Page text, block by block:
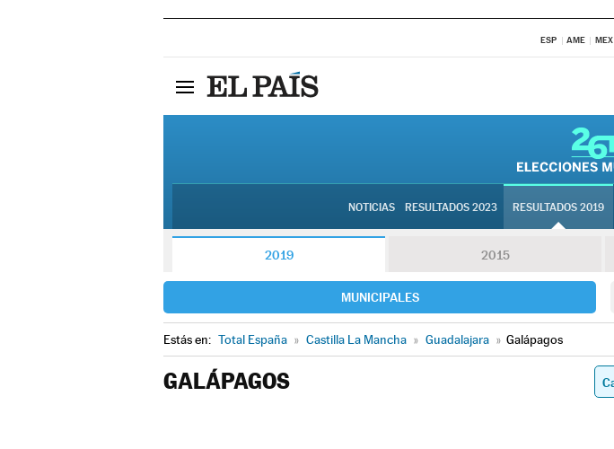
ESP AME MEX
NOTICIAS RESULTADOS 2023 RESULTADOS 2019
2019 2015
MUNICIPALES
Estás en: Total España » Castilla La Mancha » Guadalajara » Galápagos
GALÁPAGOS